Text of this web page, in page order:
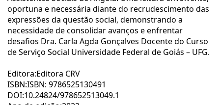
oportuna e necessária diante do recrudescimento das
expressões da questão social, demonstrando a
necessidade de consolidar avanços e enfrentar
desafios Dra. Carla Agda Gonçalves Docente do Curso
de Serviço Social Universidade Federal de Goiás – UFG.
Editora:Editora CRV
ISBN:ISBN: 9786525130491
DOI:10.24824/978652513049.1